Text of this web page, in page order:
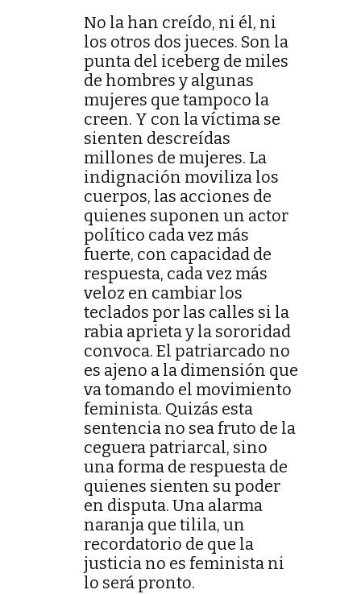
No la han creído, ni él, ni
los otros dos jueces. Son la
punta del iceberg de miles
de hombres y algunas
mujeres que tampoco la
creen. Y con la víctima se
sienten descreídas
millones de mujeres. La
indignación moviliza los
cuerpos, las acciones de
quienes suponen un actor
político cada vez más
fuerte, con capacidad de
respuesta, cada vez más
veloz en cambiar los
teclados por las calles si la
rabia aprieta y la sororidad
convoca. El patriarcado no
es ajeno a la dimensión que
va tomando el movimiento
feminista. Quizás esta
sentencia no sea fruto de la
ceguera patriarcal, sino
una forma de respuesta de
quienes sienten su poder
en disputa. Una alarma
naranja que tilila, un
recordatorio de que la
justicia no es feminista ni
lo será pronto.